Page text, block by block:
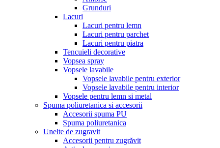
Grunduri
Lacuri
Lacuri pentru lemn
Lacuri pentru parchet
Lacuri pentru piatra
Tencuieli decorative
Vopsea spray
Vopsele lavabile
Vopsele lavabile pentru exterior
Vopsele lavabile pentru interior
Vopsele pentru lemn si metal
Spuma poliuretanica si accesorii
Accesorii spuma PU
Spuma poliuretanica
Unelte de zugravit
Accesorii pentru zugrăvit